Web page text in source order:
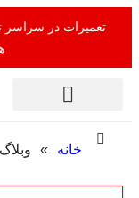
تعميرات در سراسر
خانه » وبلاگ